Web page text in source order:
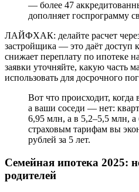
— более 47
дополняет госпрограмму
ЛАЙФХАК: делайте расчет
застройщика — это даёт доступ
снижает переплату по ипотеке
заявки уточняйте, какую часть
использовать для досрочного
Вот что происходит, когда
а ваши соседи — нет:
6,95 млн, а в 5,2–5,5 млн,
страховым тарифам вы
рублей за 5 лет.
Семейная ипотека 2025:
родителей